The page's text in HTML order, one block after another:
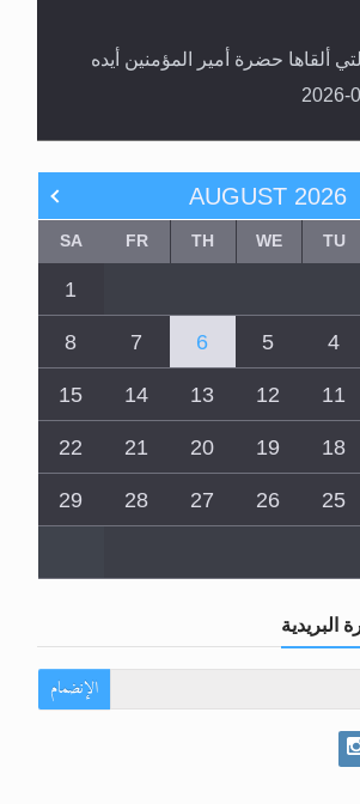
ألقاها حضرة أمير المؤمنين أيده
AUGUST 2026
TU
WE
TH
FR
SA
1
4
5
6
7
8
11
12
13
14
15
18
19
20
21
22
25
26
27
28
29
البريدية
الإنضمام